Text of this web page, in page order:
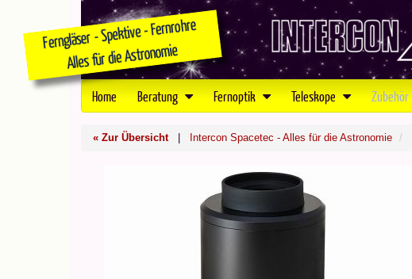
Home Beratung Fernoptik Teleskope Zubehör
« Zur Übersicht| Intercon Spacetec - Alles für die Astronomie